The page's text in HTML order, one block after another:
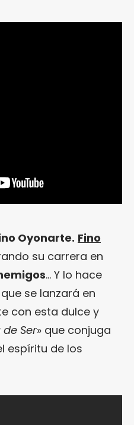
Oyonarte. Fino
su carrera en
… Y lo hace
se lanzará en
con esta dulce y
Ser» que conjuga
espíritu de los